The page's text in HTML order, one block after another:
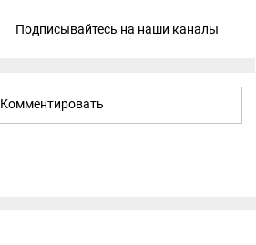
Подписывайтесь на наши каналы
Комментировать